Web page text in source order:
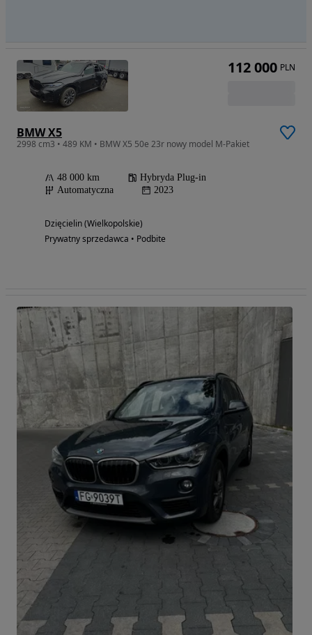
BMW X5
2998 cm3 • 489 KM • BMW X5 50e 23r nowy model M-Pakiet
48 000 km
Hybryda Plug-in
Automatyczna
2023
Dzięcielin (Wielkopolskie)
Prywatny sprzedawca • Podbite
112 000 PLN